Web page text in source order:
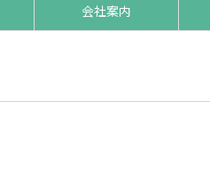
会社案内